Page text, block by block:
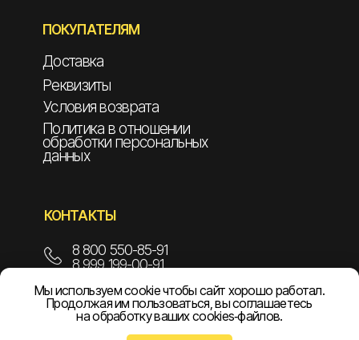
ПОКУПАТЕЛЯМ
Доставка
Реквизиты
Условия возврата
Политика в отношении
обработки персональных
данных
КОНТАКТЫ
info@npoelekom.ru
8 800 550-85-91
8 999 199-00-91
Мы используем cookie чтобы сайт хорошо работал.
Продолжая им пользоваться, вы соглашаетесь
на обработку ваших cookies‑файлов.